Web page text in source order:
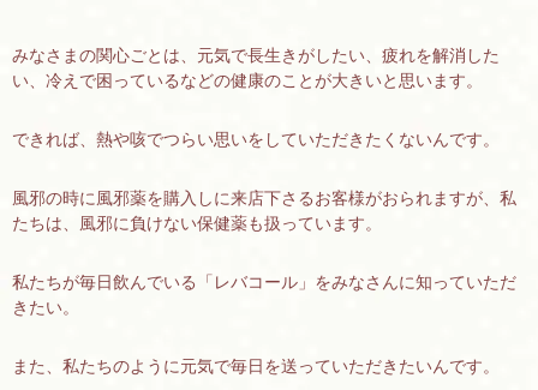
みなさまの関心ごとは、元気で長生きがしたい、疲れを解消した
い、冷えで困っているなどの健康のことが大きいと思います。
できれば、熱や咳でつらい思いをしていただきたくないんです。
風邪の時に風邪薬を購入しに来店下さるお客様がおられますが、私
たちは、風邪に負けない保健薬も扱っています。
私たちが毎日飲んでいる「レバコール」をみなさんに知っていただ
きたい。
また、私たちのように元気で毎日を送っていただきたいんです。